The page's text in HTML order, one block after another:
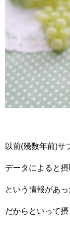
以前(幾数年前)サ
データによると
という情報があ
だからといって